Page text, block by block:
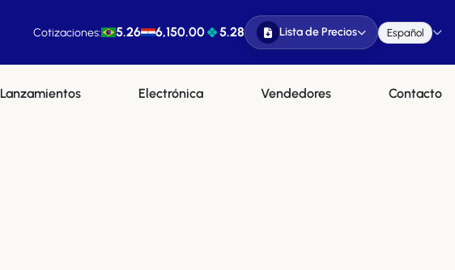
Cotizaciones: 5.26 6,150.00 5.28 Lista de Precios Español
Lanzamientos Electrónica Vendedores Contacto